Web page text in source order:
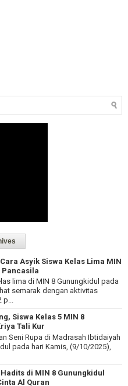
Asyik Siswa Kelas Lima MIN
Pancasila
lima di MIN 8 Gunungkidul pada
semarak dengan aktivitas
p...
Siswa Kelas 5 MIN 8
Tali Kur
Seni Rupa di Madrasah Ibtidaiyah
pada hari Kamis, (9/10/2025),
di MIN 8 Gunungkidul
Al Quran